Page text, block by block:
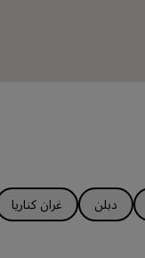
دبلن غران كناريا